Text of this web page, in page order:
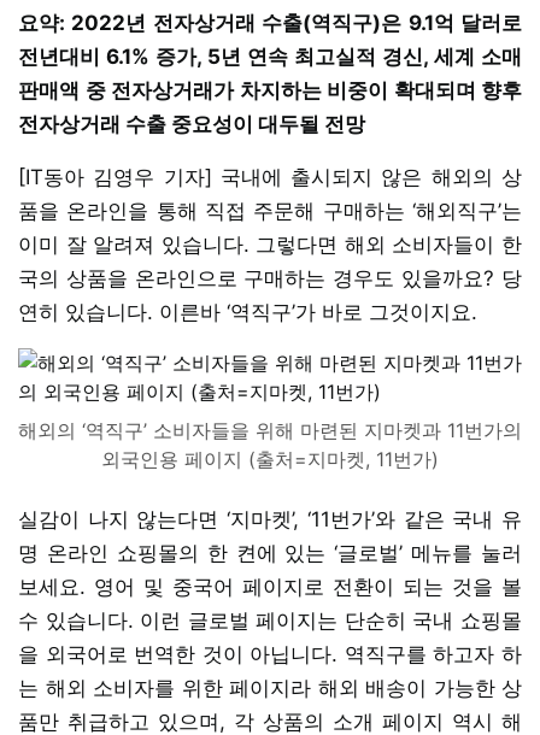
요약: 2022년 전자상거래 수출(역직구)은 9.1억 달러로
전년대비 6.1% 증가, 5년 연속 최고실적 경신, 세계 소매
판매액 중 전자상거래가 차지하는 비중이 확대되며 향후
전자상거래 수출 중요성이 대두될 전망
[IT동아 김영우 기자] 국내에 출시되지 않은 해외의 상
품을 온라인을 통해 직접 주문해 구매하는 ‘해외직구’는
이미 잘 알려져 있습니다. 그렇다면 해외 소비자들이 한
국의 상품을 온라인으로 구매하는 경우도 있을까요? 당
연히 있습니다. 이른바 ‘역직구’가 바로 그것이지요.
해외의 ‘역직구’ 소비자들을 위해 마련된 지마켓과 11번가의
외국인용 페이지 (출처=지마켓, 11번가)
실감이 나지 않는다면 ‘지마켓’, ‘11번가’와 같은 국내 유
명 온라인 쇼핑몰의 한 켠에 있는 ‘글로벌’ 메뉴를 눌러
보세요. 영어 및 중국어 페이지로 전환이 되는 것을 볼
수 있습니다. 이런 글로벌 페이지는 단순히 국내 쇼핑몰
을 외국어로 번역한 것이 아닙니다. 역직구를 하고자 하
는 해외 소비자를 위한 페이지라 해외 배송이 가능한 상
품만 취급하고 있으며, 각 상품의 소개 페이지 역시 해